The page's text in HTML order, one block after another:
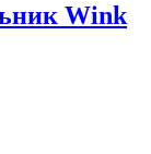
Wink